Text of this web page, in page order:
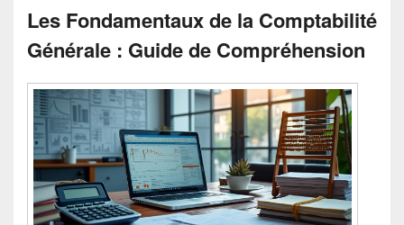
Les Fondamentaux de la Comptabilité
Générale : Guide de Compréhension